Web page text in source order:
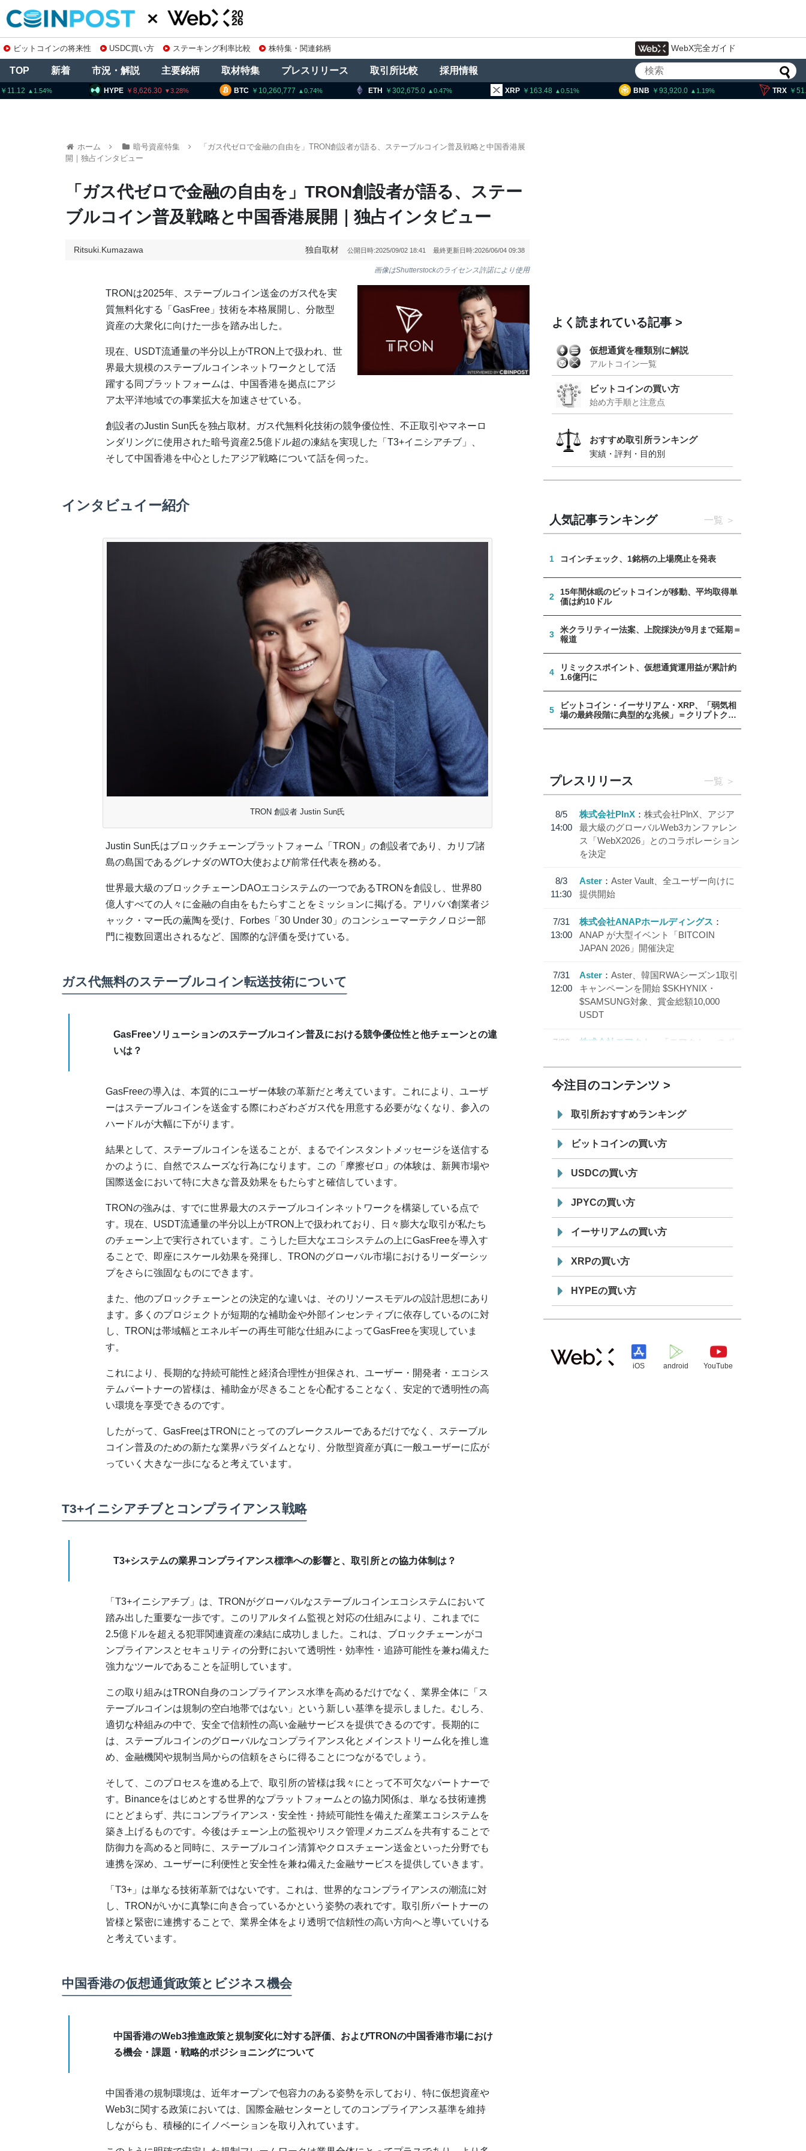
ビットコインの将来性 USDC買い方 ステーキング利率比較 株特集・関連銘柄 WebX完全ガイド
TOP 新着 市況・解説 主要銘柄 取材特集 プレスリリース 取引所比較 採用情報
BTC 10,260,777 0.74 ETH 302,675.0 0.47 XRP 163.48 BNB 93,920.0 1.19 TRX
HYPE 3.28
ホーム 暗号資産特集
「ガス代ゼロで金融の自由を」TRON創設者が語る、ステーブルコイン普及戦略と中国香港展
開｜独占インタビュー
「ガス代ゼロで金融の自由を」TRON創設者が語る、ステー
ブルコイン普及戦略と中国香港展開｜独占インタビュー
Ritsuki.Kumazawa 独自取材 公開日時:2025/09/02 18:41 最終更新日時:2026/06/04 09:38
画像はShutterstockのライセンス許諾により使用
TRONは2025年、ステーブルコイン送金のガス代を実
質無料化する「GasFree」技術を本格展開し、分散型
資産の大衆化に向けた一歩を踏み出した。
現在、USDT流通量の半分以上がTRON上で扱われ、世
界最大規模のステーブルコインネットワークとして活
躍する同プラットフォームは、中国香港を拠点にアジ
ア太平洋地域での事業拡大を加速させている。
創設者のJustin Sun氏を独占取材。ガス代無料化技術の競争優位性、不正取引やマネーロ
ンダリングに使用された暗号資産2.5億ドル超の凍結を実現した「T3+イニシアチブ」、
そして中国香港を中心としたアジア戦略について話を伺った。
インタビュイー紹介
TRON 創設者 Justin Sun氏
Justin Sun氏はブロックチェーンプラットフォーム「TRON」の創設者であり、カリブ諸
島の島国であるグレナダのWTO大使および前常任代表を務める。
世界最大級のブロックチェーンDAOエコシステムの一つであるTRONを創設し、世界80
億人すべての人々に金融の自由をもたらすことをミッションに掲げる。アリババ創業者ジ
ャック・マー氏の薫陶を受け、Forbes「30 Under 30」のコンシューマーテクノロジー部
門に複数回選出されるなど、国際的な評価を受けている。
ガス代無料のステーブルコイン転送技術について
GasFreeソリューションのステーブルコイン普及における競争優位性と他チェーンとの違
いは？
GasFreeの導入は、本質的にユーザー体験の革新だと考えています。これにより、ユーザ
ーはステーブルコインを送金する際にわざわざガス代を用意する必要がなくなり、参入の
ハードルが大幅に下がります。
結果として、ステーブルコインを送ることが、まるでインスタントメッセージを送信する
かのように、自然でスムーズな行為になります。この「摩擦ゼロ」の体験は、新興市場や
国際送金において特に大きな普及効果をもたらすと確信しています。
TRONの強みは、すでに世界最大のステーブルコインネットワークを構築している点で
す。現在、USDT流通量の半分以上がTRON上で扱われており、日々膨大な取引が私たち
のチェーン上で実行されています。こうした巨大なエコシステムの上にGasFreeを導入す
ることで、即座にスケール効果を発揮し、TRONのグローバル市場におけるリーダーシッ
プをさらに強固なものにできます。
また、他のブロックチェーンとの決定的な違いは、そのリソースモデルの設計思想にあり
ます。多くのプロジェクトが短期的な補助金や外部インセンティブに依存しているのに対
し、TRONは帯域幅とエネルギーの再生可能な仕組みによってGasFreeを実現していま
す。
これにより、長期的な持続可能性と経済合理性が担保され、ユーザー・開発者・エコシス
テムパートナーの皆様は、補助金が尽きることを心配することなく、安定的で透明性の高
い環境を享受できるのです。
したがって、GasFreeはTRONにとってのブレークスルーであるだけでなく、ステーブル
コイン普及のための新たな業界パラダイムとなり、分散型資産が真に一般ユーザーに広が
っていく大きな一歩になると考えています。
T3+イニシアチブとコンプライアンス戦略
T3+システムの業界コンプライアンス標準への影響と、取引所との協力体制は？
「T3+イニシアチブ」は、TRONがグローバルなステーブルコインエコシステムにおいて
踏み出した重要な一歩です。このリアルタイム監視と対応の仕組みにより、これまでに
2.5億ドルを超える犯罪関連資産の凍結に成功しました。これは、ブロックチェーンがコ
ンプライアンスとセキュリティの分野において透明性・効率性・追跡可能性を兼ね備えた
強力なツールであることを証明しています。
この取り組みはTRON自身のコンプライアンス水準を高めるだけでなく、業界全体に「ス
テーブルコインは規制の空白地帯ではない」という新しい基準を提示しました。むしろ、
適切な枠組みの中で、安全で信頼性の高い金融サービスを提供できるのです。長期的に
は、ステーブルコインのグローバルなコンプライアンス化とメインストリーム化を推し進
め、金融機関や規制当局からの信頼をさらに得ることにつながるでしょう。
そして、このプロセスを進める上で、取引所の皆様は我々にとって不可欠なパートナーで
す。Binanceをはじめとする世界的なプラットフォームとの協力関係は、単なる技術連携
にとどまらず、共にコンプライアンス・安全性・持続可能性を備えた産業エコシステムを
築き上げるものです。今後はチェーン上の監視やリスク管理メカニズムを共有することで
防御力を高めると同時に、ステーブルコイン清算やクロスチェーン送金といった分野でも
連携を深め、ユーザーに利便性と安全性を兼ね備えた金融サービスを提供していきます。
「T3+」は単なる技術革新ではないです。これは、世界的なコンプライアンスの潮流に対
し、TRONがいかに真摯に向き合っているかという姿勢の表れです。取引所パートナーの
皆様と緊密に連携することで、業界全体をより透明で信頼性の高い方向へと導いていける
と考えています。
中国香港の仮想通貨政策とビジネス機会
中国香港のWeb3推進政策と規制変化に対する評価、およびTRONの中国香港市場におけ
る機会・課題・戦略的ポジショニングについて
中国香港の規制環境は、近年オープンで包容力のある姿勢を示しており、特に仮想資産や
Web3に関する政策においては、国際金融センターとしてのコンプライアンス基準を維持
しながらも、積極的にイノベーションを取り入れています。
よく読まれている記事
仮想通貨を種類別に解説
アルトコイン一覧
ビットコインの買い方
始め方手順と注意点
おすすめ取引所ランキング
実績・評判・目的別
人気記事ランキング 一覧
1 コインチェック、1銘柄の上場廃止を発表
2
15年間休眠のビットコインが移動、平均取得単
価は約10ドル
3
米クラリティー法案、上院採決が9月まで延期＝
報道
4
リミックスポイント、仮想通貨運用益が累計約
1.6億円に
5
ビットコイン・イーサリアム・XRP、「弱気相
場の最終段階に典型的な兆候」＝クリプトクア
プレスリリース 一覧
8/5
14:00
株式会社PlnX
株式会社PlnX、アジア
最大級のグローバルWeb3カンファレン
ス「WebX2026」とのコラボレーション
を決定
8/3
11:30
Aster
Aster Vault、全ユーザー向けに
提供開始
7/31
13:00
株式会社ANAPホールディングス
ANAP が大型イベント「BITCOIN
JAPAN 2026」開催決定
7/31
12:00
Aster
Aster、韓国RWAシーズン1取引
キャンペーンを開始 $SKHYNIX・
$SAMSUNG対象、賞金総額10,000
USDT
7/30
株式会社モアクト
「モアクト」 のポ
「 JPYC」を追加
19:30
てステーブルコイン「JPYSC」徹底解
説セミナーを開催
今注目のコンテンツ
取引所おすすめランキング
ビットコインの買い方
USDCの買い方
JPYCの買い方
イーサリアムの買い方
XRPの買い方
HYPEの買い方
iOS android YouTube